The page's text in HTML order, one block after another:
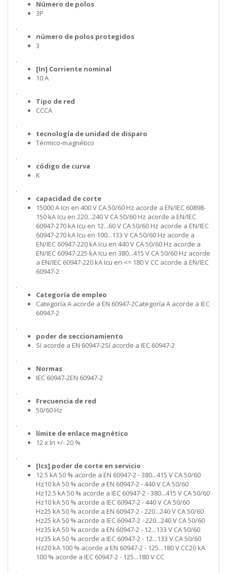
Número de polos
3P
.
número de polos protegidos
3
.
[In] Corriente nominal
10 A
.
Tipo de red
CCCA
.
tecnología de unidad de disparo
Térmico-magnético
.
código de curva
K
.
capacidad de corte
15000 A Icn en 400 V CA 50/60 Hz acorde a EN/IEC 60898-
150 kA Icu en 220...240 V CA 50/60 Hz acorde a EN/IEC
60947-270 kA Icu en 12...60 V CA 50/60 Hz acorde a EN/IEC
60947-270 kA Icu en 100...133 V CA 50/60 Hz acorde a
EN/IEC 60947-220 kA Icu en 440 V CA 50/60 Hz acorde a
EN/IEC 60947-225 kA Icu en 380...415 V CA 50/60 Hz acorde
a EN/IEC 60947-220 kA Icu en <= 180 V CC acorde a EN/IEC
60947-2
.
Categoría de empleo
Categoría A acorde a EN 60947-2Categoría A acorde a IEC
60947-2
.
poder de seccionamiento
Sí acorde a EN 60947-2Sí acorde a IEC 60947-2
.
Normas
IEC 60947-2EN 60947-2
.
Frecuencia de red
50/60 Hz
.
límite de enlace magnético
12 x In +/- 20 %
.
[Ics] poder de corte en servicio
12.5 kA 50 % acorde a EN 60947-2 - 380...415 V CA 50/60
Hz10 kA 50 % acorde a EN 60947-2 - 440 V CA 50/60
Hz12.5 kA 50 % acorde a IEC 60947-2 - 380...415 V CA 50/60
Hz10 kA 50 % acorde a IEC 60947-2 - 440 V CA 50/60
Hz25 kA 50 % acorde a EN 60947-2 - 220...240 V CA 50/60
Hz25 kA 50 % acorde a IEC 60947-2 - 220...240 V CA 50/60
Hz35 kA 50 % acorde a EN 60947-2 - 12...133 V CA 50/60
Hz35 kA 50 % acorde a IEC 60947-2 - 12...133 V CA 50/60
Hz20 kA 100 % acorde a EN 60947-2 - 125...180 V CC20 kA
100 % acorde a IEC 60947-2 - 125...180 V CC
.